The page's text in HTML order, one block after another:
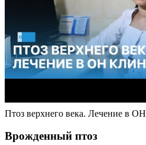
Птоз верхнего века. Лечение в
Врожденный птоз